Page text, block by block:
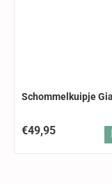
Schommelkuipje
€49,95